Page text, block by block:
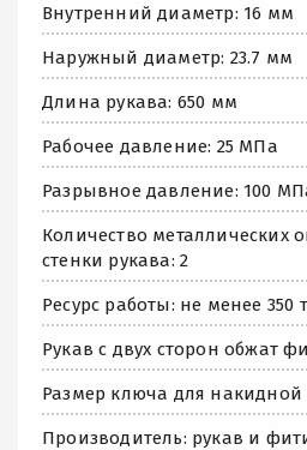
Внутренний диаметр: 16 мм
Наружный диаметр: 23.7 мм
Длина рукава: 650 мм
Рабочее давление: 25 МПа
Разрывное давление: 100
Количество металлических
стенки рукава: 2
Ресурс работы: не менее 350
Рукав с двух сторон обжат
Размер ключа для накидной
Производитель: рукав и